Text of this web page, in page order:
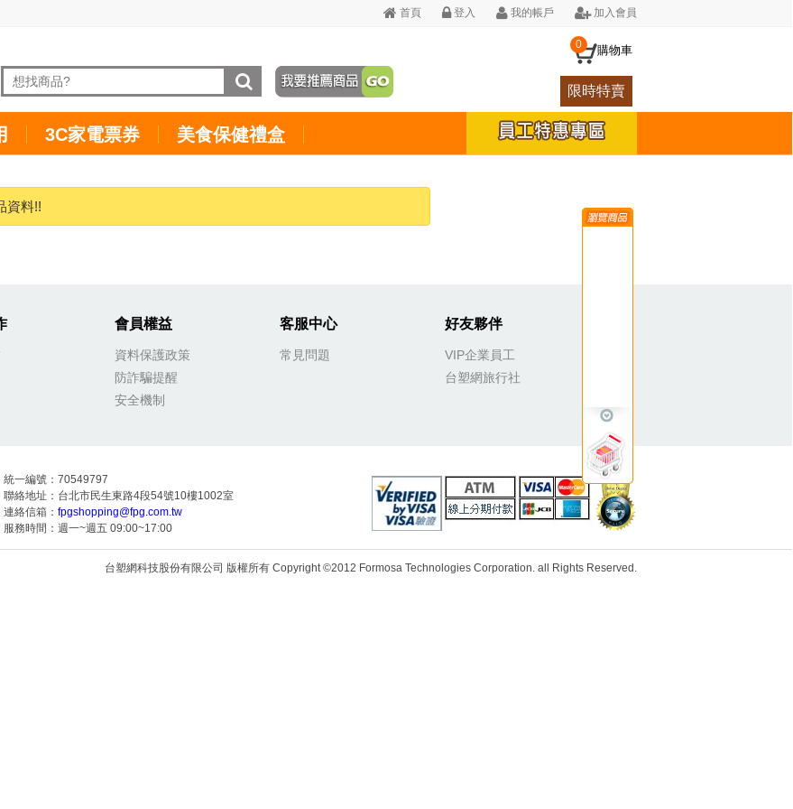
首頁 登入 我的帳戶 加入會員
0 購物車
限時特賣
3C家電票券 美食保健禮盒
資料!!
會員權益
資料保護政策
防詐騙提醒
安全機制
客服中心
常見問題
好友夥伴
VIP企業員工
台塑網旅行社
統一編號：70549797
聯絡地址：台北市民生東路4段54號10樓1002室
連絡信箱： fpgshopping@fpg.com.tw
服務時間：週一~週五 09:00~17:00
台塑網科技股份有限公司 版權所有 Copyright ©2012 Formosa Technologies Corporation. all Rights Reserved.